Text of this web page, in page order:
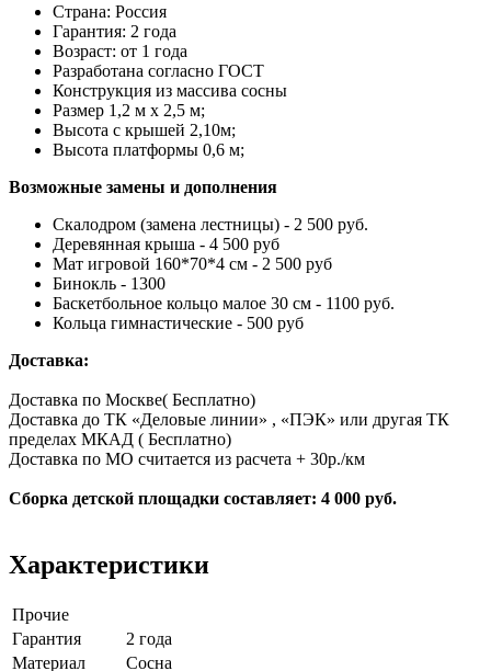
Страна: Россия
Гарантия: 2 года
Возраст: от 1 года
Разработана согласно ГОСТ
Конструкция из массива сосны
Размер 1,2 м х 2,5 м;
Высота с крышей 2,10м;
Высота платформы 0,6 м;
Возможные замены и дополнения
Скалодром (замена лестницы) - 2 500 руб.
Деревянная крыша - 4 500 руб
Мат игровой 160*70*4 см - 2 500 руб
Бинокль - 1300
Баскетбольное кольцо малое 30 см - 1100 руб.
Кольца гимнастические - 500 руб
Доставка:
Доставка по Москве( Бесплатно)
Доставка до ТК «Деловые линии» , «ПЭК» или другая ТК
пределах МКАД ( Бесплатно)
Доставка по МО считается из расчета + 30р./км
Сборка детской площадки составляет: 4 000 руб.
Характеристики
Прочие
Гарантия
2 года
Материал
Сосна